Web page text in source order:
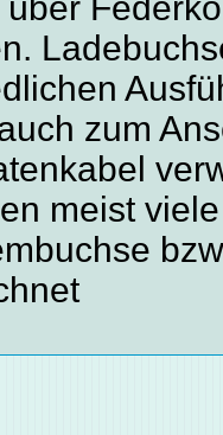
zum
meist